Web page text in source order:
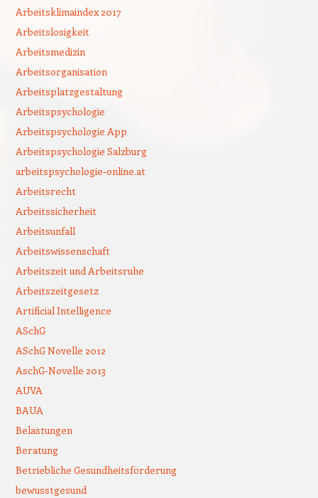
Arbeitsklimaindex 2017
Arbeitslosigkeit
Arbeitsmedizin
Arbeitsorganisation
Arbeitsplatzgestaltung
Arbeitspsychologie
Arbeitspsychologie App
Arbeitspsychologie Salzburg
arbeitspsychologie-online.at
Arbeitsrecht
Arbeitssicherheit
Arbeitsunfall
Arbeitswissenschaft
Arbeitszeit und Arbeitsruhe
Arbeitszeitgesetz
Artificial Intelligence
ASchG
ASchG Novelle 2012
AschG-Novelle 2013
AUVA
BAUA
Belastungen
Beratung
Betriebliche Gesundheitsförderung
bewusstgesund